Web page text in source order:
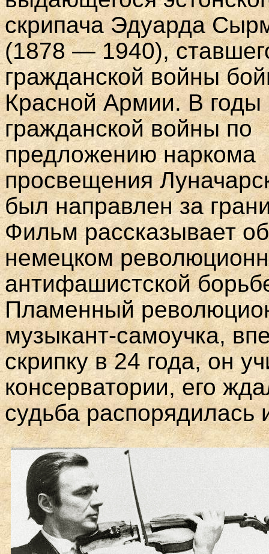
скрипача Эдуарда
(1878 — 1940),
гражданской войны
Красной Армии. В годы
гражданской войны по
предложению наркома
просвещения
был направлен за
Фильм рассказывает
немецком
антифашистской
Пламенный
музыкант-самоучка,
скрипку в 24 года, он
консерватории, его
судьба распорядилась